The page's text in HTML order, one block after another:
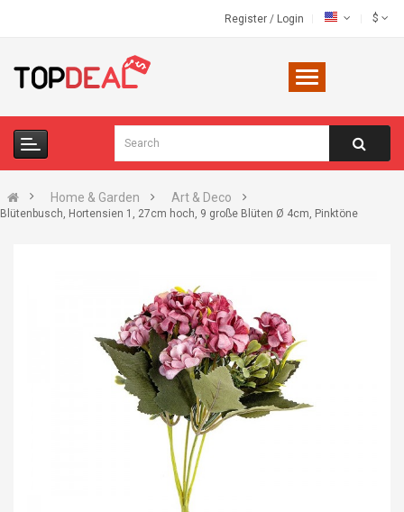
Register / Login $
Home & Garden Art & Deco
Blütenbusch, Hortensien 1, 27cm hoch, 9 große Blüten Ø 4cm, Pinktöne